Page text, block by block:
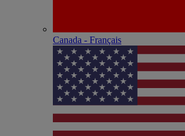
Canada - Français